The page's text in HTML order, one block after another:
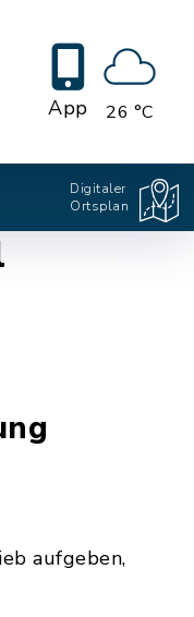
App 26 °C
Digitaler
Ortsplan
aufgeben,